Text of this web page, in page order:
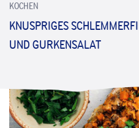
KOCHEN
KNUSPRIGES
UND GURKENSALAT